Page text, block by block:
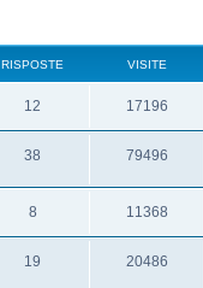
RISPOSTE VISITE
12 17196
38 79496
8 11368
19 20486